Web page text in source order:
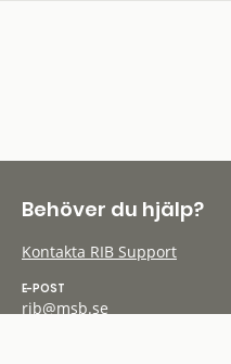
Behöver du hjälp?
Kontakta RIB Support
E-POST
rib@msb.se